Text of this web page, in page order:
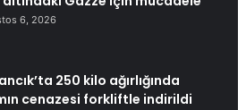
6, 2026
250 kilo ağırlığında
cenazesi forkliftle indirildi